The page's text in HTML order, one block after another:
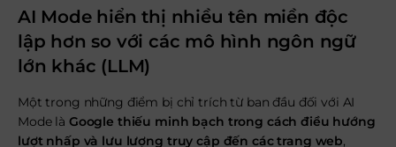
AI Mode hiển thị nhiều tên miền độc
lập hơn so với các mô hình ngôn ngữ
lớn khác (LLM)
Một trong những điểm bị chỉ trích từ ban đầu đối với AI
Mode là Google thiếu minh bạch trong cách điều hướng
lượt nhấp và lưu lượng truy cập đến các trang web,